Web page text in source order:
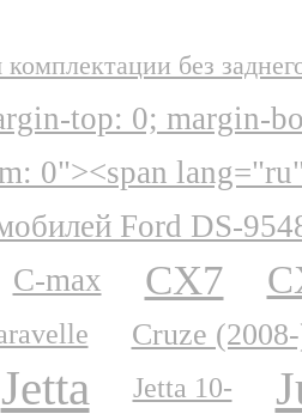
без
top: 0; margin-
0"><span
Ford DS-
C-max CX7
Cruze
Jetta Jetta 10-